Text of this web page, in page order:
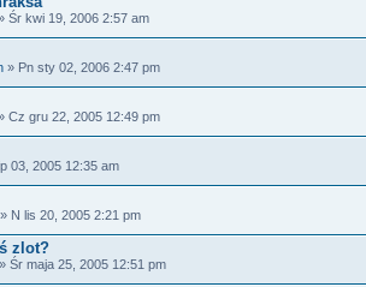
Śr kwi 19, 2006 2:57 am
» Pn sty 02, 2006 2:47 pm
Cz gru 22, 2005 12:49 pm
03, 2005 12:35 am
» N lis 20, 2005 2:21 pm
zlot?
» Śr maja 25, 2005 12:51 pm